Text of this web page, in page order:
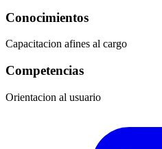
Conocimientos
Capacitacion afines al cargo
Competencias
Orientacion al usuario